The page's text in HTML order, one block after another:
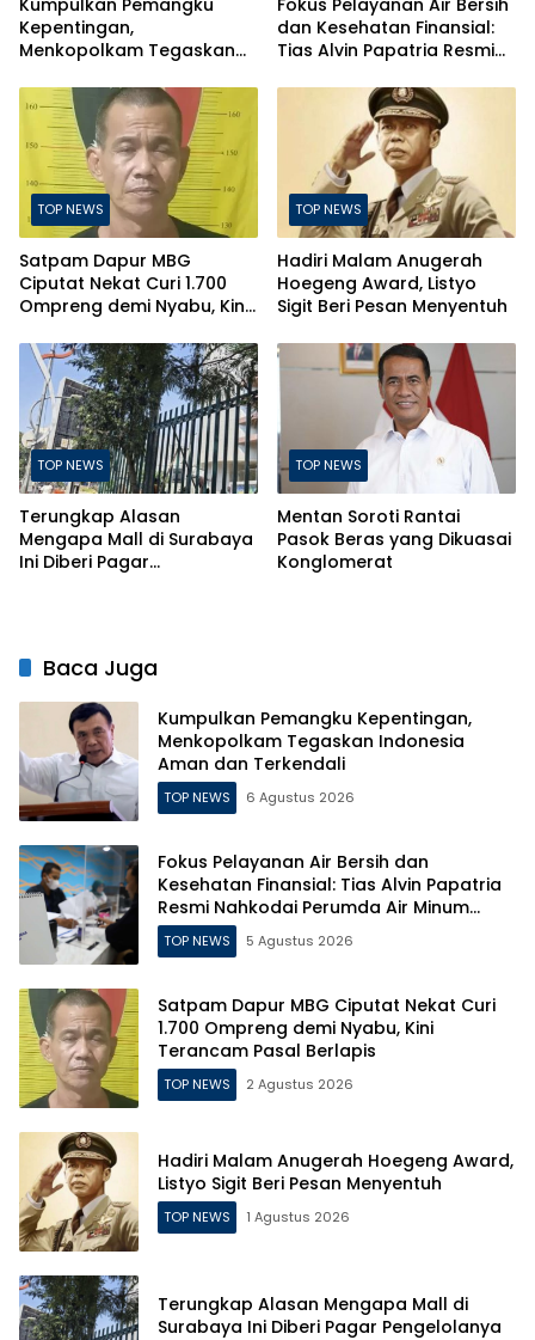
Kumpulkan Pemangku
Kepentingan,
Menkopolkam Tegaskan
Terkendali
Fokus Pelayanan Air Bersih
dan Kesehatan Finansial:
Tias Alvin Papatria Resmi
Minum Surabaya
TOP NEWS
Satpam Dapur MBG
Ciputat Nekat Curi 1.700
Ompreng demi Nyabu, Kini
TOP NEWS
Hadiri Malam Anugerah
Hoegeng Award, Listyo
Sigit Beri Pesan Menyentuh
TOP NEWS
Terungkap Alasan
Mengapa Mall di Surabaya
Ini Diberi Pagar
TOP NEWS
Mentan Soroti Rantai
Pasok Beras yang Dikuasai
Konglomerat
Baca Juga
Kumpulkan Pemangku Kepentingan,
Menkopolkam Tegaskan Indonesia
Aman dan Terkendali
TOP NEWS 6 Agustus 2026
Fokus Pelayanan Air Bersih dan
Kesehatan Finansial: Tias Alvin Papatria
Resmi Nahkodai Perumda Air Minum
Surabaya
TOP NEWS 5 Agustus 2026
Satpam Dapur MBG Ciputat Nekat Curi
1.700 Ompreng demi Nyabu, Kini
Terancam Pasal Berlapis
TOP NEWS 2 Agustus 2026
Hadiri Malam Anugerah Hoegeng Award,
Listyo Sigit Beri Pesan Menyentuh
TOP NEWS 1 Agustus 2026
Terungkap Alasan Mengapa Mall di
Surabaya Ini Diberi Pagar Pengelolanya